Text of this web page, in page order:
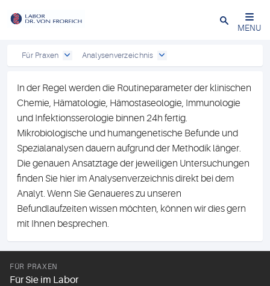
Close
MENU
Für Praxen Analysenverzeichnis
In der Regel werden die Routineparameter der klinischen
Chemie, Hämatologie, Hämostaseologie, Immunologie
und Infektionsserologie binnen 24h fertig.
Mikrobiologische und humangenetische Befunde und
Spezialanalysen dauern aufgrund der Methodik länger.
Die genauen Ansatztage der jeweiligen Untersuchungen
finden Sie hier im Analysenverzeichnis direkt bei dem
Analyt. Wenn Sie Genaueres zu unseren
Befundlaufzeiten wissen möchten, können wir dies gern
mit Ihnen besprechen.
FÜR PRAXEN
Für Sie im Labor